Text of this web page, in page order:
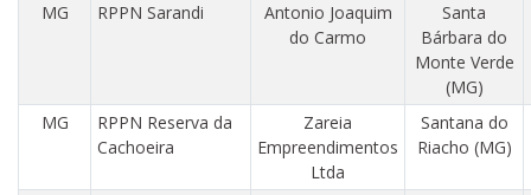
MG RPPN Sarandi
Antonio Joaquim
do Carmo
Santa
Bárbara do
Monte Verde
(MG)
MG
RPPN Reserva da
Cachoeira
Zareia
Empreendimentos
Ltda
Santana do
Riacho (MG)